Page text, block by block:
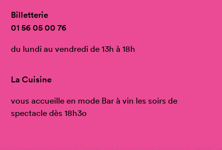
Billetterie
01 56 05 00 76
du lundi au vendredi de 13h à 18h
La Cuisine
vous accueille en mode Bar à vin les soirs de
spectacle dès 18h3o